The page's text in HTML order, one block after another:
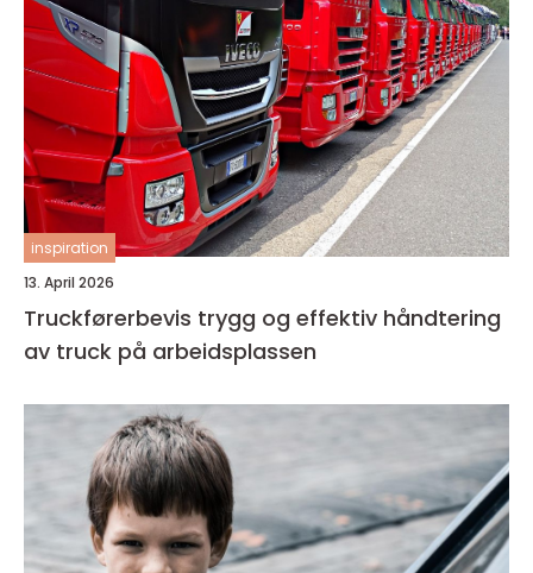
inspiration
13. April 2026
Truckførerbevis trygg og effektiv håndtering
av truck på arbeidsplassen